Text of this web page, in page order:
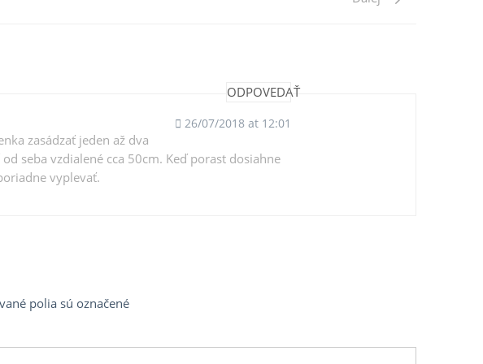
26/07/2018 at 12:01
ODPOVEDAŤ
zasádzať jeden až dva
seba vzdialené cca 50cm. Keď porast dosiahne
vyplevať.
polia sú označené